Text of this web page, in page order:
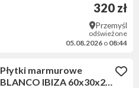
320 zł
Przemyśl
odświeżone
05.08.2026 o 08:44
Płytki marmurowe
BLANCO IBIZA 60x30x2